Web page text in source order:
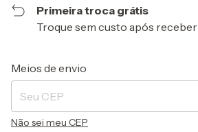
Primeira troca grátis
Troque sem custo após receber
Entregas para o CEP:
Meios de envio
Não sei meu CEP